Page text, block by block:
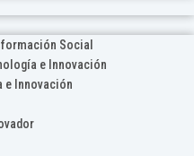
Social
e Innovación
e Innovación